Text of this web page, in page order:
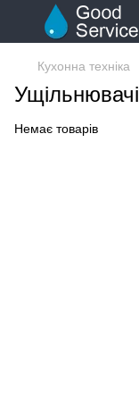
Кухонна техніка
Ущільнювачі
Немає товарів